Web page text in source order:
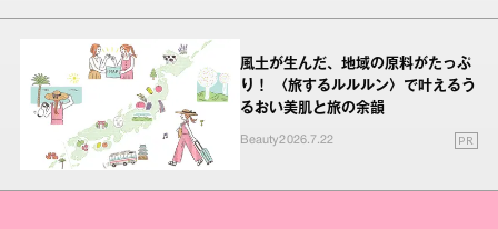
風土が生んだ、地域の原料がたっぷ
り！ 〈旅するルルルン〉で叶えるう
るおい美肌と旅の余韻
Beauty2026.7.22 PR